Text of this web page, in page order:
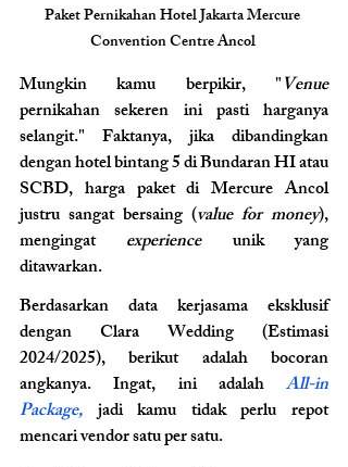
Paket Pernikahan Hotel Jakarta Mercure
Convention Centre Ancol
Mungkin kamu berpikir, "
Venue
pernikahan sekeren ini pasti harganya
selangit." Faktanya, jika dibandingkan
dengan hotel bintang 5 di Bundaran HI atau
SCBD, harga paket di Mercure Ancol
justru sangat bersaing (value for money),
mengingat experience unik yang
ditawarkan.
Berdasarkan data kerjasama eksklusif
dengan Clara Wedding (Estimasi
2024/2025), berikut adalah bocoran
angkanya. Ingat, ini adalah All-in
Package, jadi kamu tidak perlu repot
mencari vendor satu per satu.